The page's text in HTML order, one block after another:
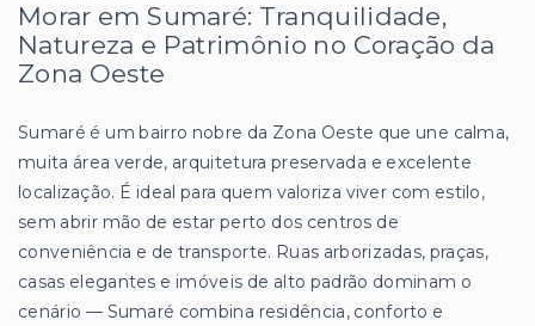
Morar em Sumaré: Tranquilidade,
Natureza e Patrimônio no Coração da
Zona Oeste
Sumaré é um bairro nobre da Zona Oeste que une calma,
muita área verde, arquitetura preservada e excelente
localização. É ideal para quem valoriza viver com estilo,
sem abrir mão de estar perto dos centros de
conveniência e de transporte. Ruas arborizadas, praças,
casas elegantes e imóveis de alto padrão dominam o
cenário — Sumaré combina residência, conforto e